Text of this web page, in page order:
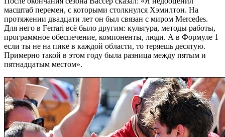
масштаб перемен, с которыми столкнулся Хэмилтон. На
протяжении двадцати лет он был связан с миром Mercedes.
Для него в Ferrari всё было другим: культура, методы работы,
программное обеспечение, компоненты, люди. А в Формуле 1
если ты не на пике в каждой области, то теряешь десятую.
Примерно такой в этом году была разница между пятым и
пятнадцатым местом».